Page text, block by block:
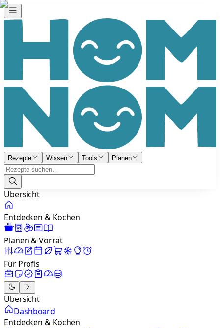
Rezepte Wissen Tools Planen
Übersicht
Entdecken & Kochen
Planen & Vorrat
Für Profis
Übersicht
Dashboard
Entdecken & Kochen